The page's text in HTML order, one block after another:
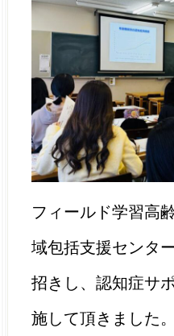
フィールド学習高
域包括支援センタ
招きし、認知症サ
施して頂きました。